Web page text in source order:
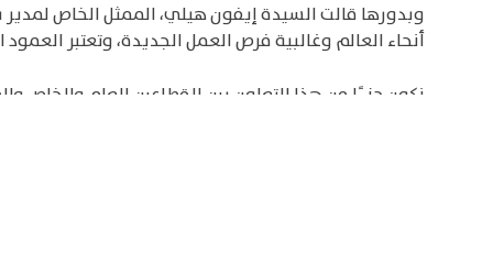
وبدورها قالت السيدة إيفون هيلي، الممثل الخاص لمدير
أنحاء العالم وغالبية فرص العمل الجديدة، وتعتبر
نكون جزءًا من هذا التعاون بين القطاعين العام والخاص